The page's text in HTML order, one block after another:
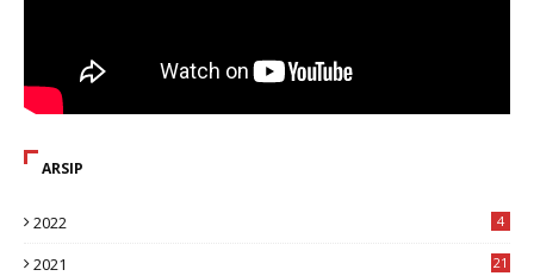
ARSIP
2022 4
2021 21